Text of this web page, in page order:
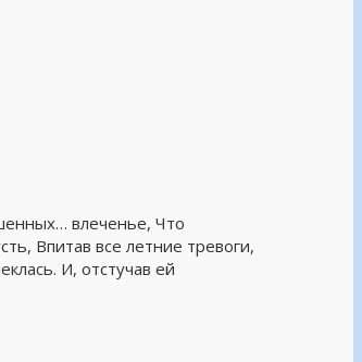
влеченье, Что
Впитав все летние тревоги,
И, отстучав ей